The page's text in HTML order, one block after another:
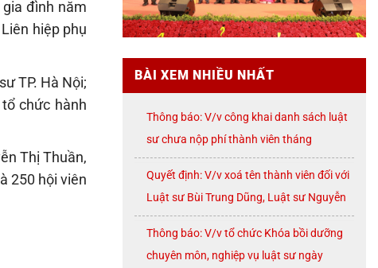
đình năm
hiệp phụ
TP. Hà Nội;
chức hành
Thị Thuần,
250 hội viên
BÀI XEM NHIỀU NHẤT
Thông báo: V/v công khai danh sách luật
sư chưa nộp phí thành viên tháng
07/2026
Quyết định: V/v xoá tên thành viên đối với
Luật sư Bùi Trung Dũng, Luật sư Nguyễn
Thị Huế, Luật sư Trần Đình Triển, Luật sư
Lê Thị Oanh
Thông báo: V/v tổ chức Khóa bồi dưỡng
chuyên môn, nghiệp vụ luật sư ngày